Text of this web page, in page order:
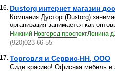
16. Dustorg интернет магазин
Компания Дусторг(Dustorg)
организация занимается как
Нижний Новгород проспектЛенина
(920)023-66-55
17. Торговля и Сервис-НН, ООО
Сиди красиво! Офисная мебель и